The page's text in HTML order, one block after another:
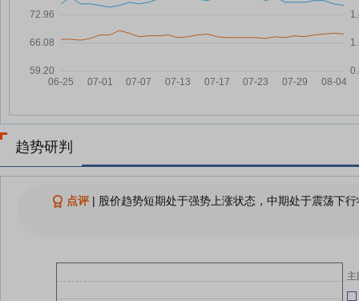
聚焦暑期消费）
足2元
07-20
07-11
07-11
07-01
06-30
趋势研判
点评| 股价趋势短期处于强势上涨状态，中期处于震荡下
主